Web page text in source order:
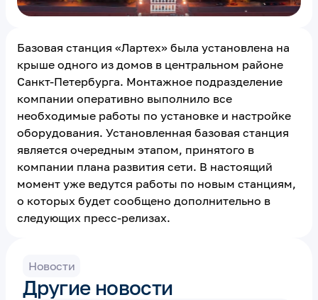
Базовая станция «Лартех» была установлена на
крыше одного из домов в центральном районе
Санкт-Петербурга. Монтажное подразделение
компании оперативно выполнило все
необходимые работы по установке и настройке
оборудования. Установленная базовая станция
является очередным этапом, принятого в
компании плана развития сети. В настоящий
момент уже ведутся работы по новым станциям,
о которых будет сообщено дополнительно в
следующих пресс-релизах.
Новости
Другие новости